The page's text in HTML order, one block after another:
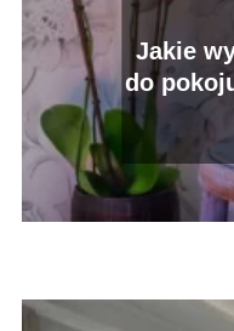
Jakie
do